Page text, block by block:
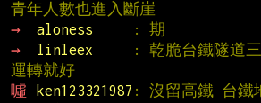
青年人數也進入斷崖
→
aloness : 期
→
linleex
: 乾脆台鐵隧道
運轉就好
噓
ken123321987 : 沒留高鐵 台鐵